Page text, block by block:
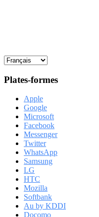
Plates-formes
Apple
Google
Microsoft
Facebook
Messenger
Twitter
WhatsApp
Samsung
LG
HTC
Mozilla
Softbank
Au by KDDI
Docomo